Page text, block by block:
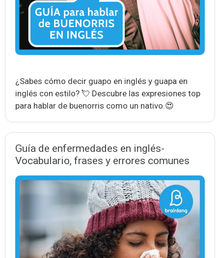
¿Sabes cómo decir guapo en inglés y guapa en
inglés con estilo? 💘 Descubre las expresiones top
para hablar de buenorris como un nativo.😍
Guía de enfermedades en inglés-
Vocabulario, frases y errores comunes